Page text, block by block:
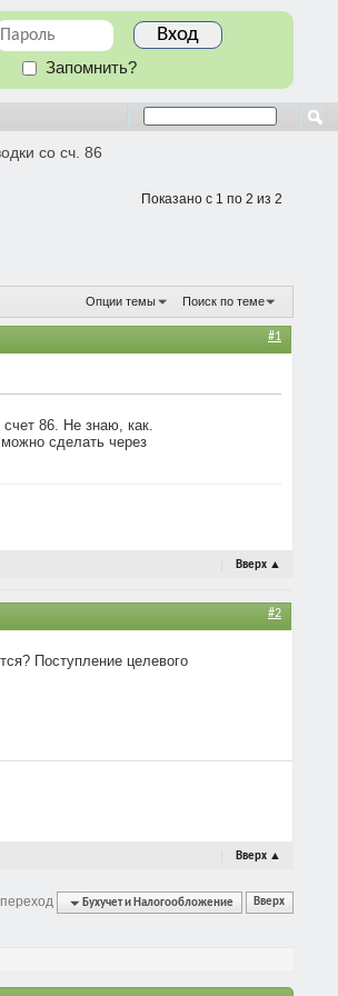
Запомнить?
со сч. 86
Показано с 1 по 2 из 2
Опции темы Поиск по теме
#1
86. Не знаю, как.
сделать через
Вверх ▲
#2
Поступление целевого
Вверх ▲
Бухучет и Налогообложение Вверх